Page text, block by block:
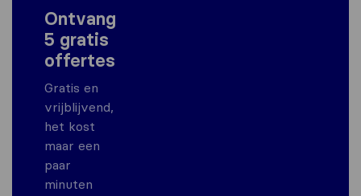
Ontvang
5 gratis
offertes
Gratis en
vrijblijvend,
het kost
maar een
paar
minuten